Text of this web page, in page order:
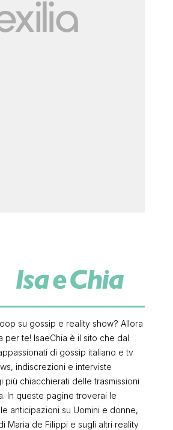
su gossip e reality show? Allora
te! IsaeChia è il sito che dal
di gossip italiano e tv
indiscrezioni e interviste
più chiacchierati delle trasmissioni
In queste pagine troverai le
anticipazioni su Uomini e donne,
Maria de Filippi e sugli altri reality